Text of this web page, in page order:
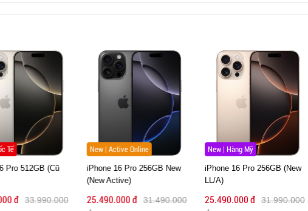
của điện thoại là nút điều khiển camera được đặt ở cạnh phải của thân
có thể kích hoạt nhanh tính năng quay chụp, điều chỉnh những chức
ảnh, chuyển đổi qua lại giữa các ống kính hoặc zoom,...
Tế
Pro 512GB (Cũ
đ
33.990.000
New | Active Online
iPhone 16 Pro 256GB New
(New Active)
25.490.000 đ
31.490.000
New | Hàng Mỹ
iPhone 16 Pro 256GB (New
LL/A)
25.490.000 đ
31.990.000